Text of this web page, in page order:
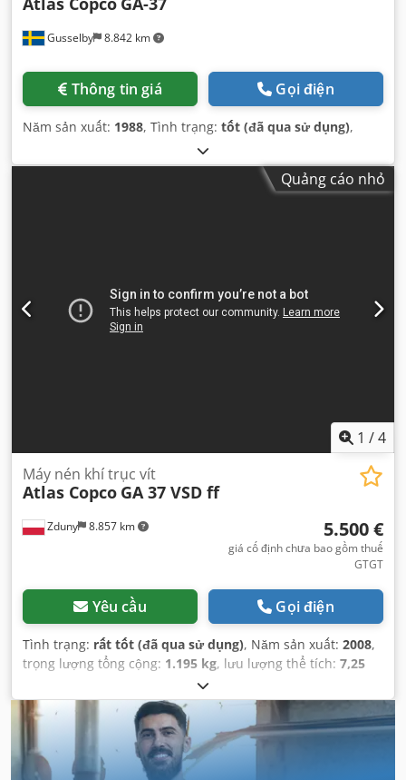
Gusselby 8.842 km
Thông tin giá Gọi điện
Năm sản xuất: 1988, Tình trạng: tốt (đã qua sử dụng),
Quảng cáo nhỏ
1 /4
Zduny 8.857 km
Máy nén khí trục vít
Atlas Copco GA 37 VSD ff
5.500 €
giá cố định chưa bao gồm thuế
GTGT
Yêu cầu Gọi điện
Tình trạng: rất tốt (đã qua sử dụng), Năm sản xuất: 2008,
trọng lượng tổng cộng: 1.195 kg, lưu lượng thể tích: 7,25
13 thanh